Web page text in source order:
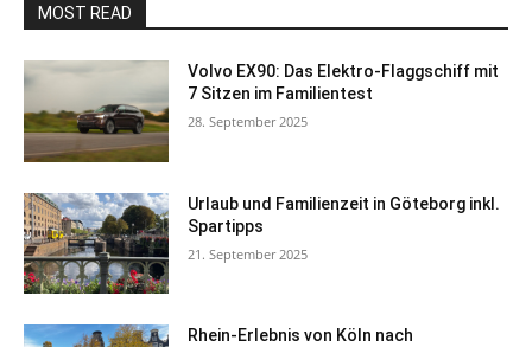
MOST READ
Volvo EX90: Das Elektro-Flaggschiff mit
7 Sitzen im Familientest
28. September 2025
Urlaub und Familienzeit in Göteborg inkl.
Spartipps
21. September 2025
Rhein-Erlebnis von Köln nach